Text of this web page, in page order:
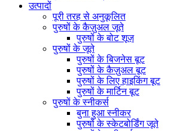
उत्पादों
पूरी तरह से अनुकूलित
पुरुषों के कैज़ुअल जूते
पुरुषों के बोट शूज़
पुरुषों के जूते
पुरुषों के बिजनेस बूट
पुरुषों के कैज़ुअल बूट
पुरुषों के लिए हाइकिंग बूट
पुरुषों के मार्टिन बूट
पुरुषों के स्नीकर्स
बुना हुआ स्नीकर
पुरुषों के स्केटबोर्डिंग जूते